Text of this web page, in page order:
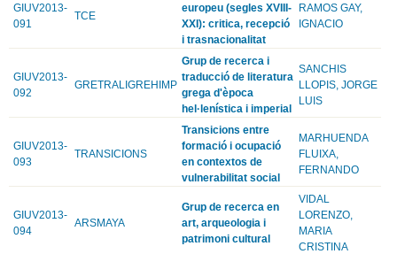
GIUV2013-
091
TCE
europeu (segles XVIII-
XXI): critica, recepció
i trasnacionalitat
RAMOS GAY,
IGNACIO
GIUV2013-
092
GRETRALIGREHIMP
Grup de recerca i
traducció de literatura
grega d'època
hel·lenística i imperial
SANCHIS
LLOPIS, JORGE
LUIS
GIUV2013-
093
TRANSICIONS
Transicions entre
formació i ocupació
en contextos de
vulnerabilitat social
MARHUENDA
FLUIXA,
FERNANDO
GIUV2013-
094
ARSMAYA
Grup de recerca en
art, arqueologia i
patrimoni cultural
VIDAL
LORENZO,
MARIA
CRISTINA